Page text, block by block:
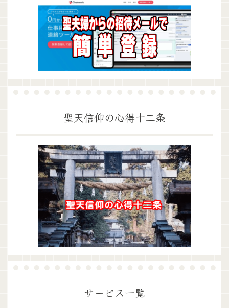
聖天信仰の心得十二条
サービス一覧